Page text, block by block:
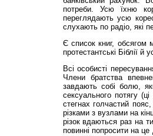
потреби. Усю їхню
переглядають усю
слухають по радіо, які
Є список книг, обсягом
протестантські Біблії й
Всі особисті
Члени братства
завдають собі болю,
сексуального потягу
стегнах голчастий
різками з вузлами на
різок вдаються раз на
повинні попросити на